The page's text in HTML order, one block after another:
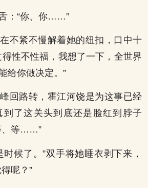
：“你、你……”
不紧不慢解着她的纽扣，口中十
性不性福，我想了一下，全世界
给你做决定。”
回路转，霍江河饶是为这事已经
到了这关头到底还是脸红到脖子
、等……”
时候了。”双手将她睡衣剥下来，
呢？”